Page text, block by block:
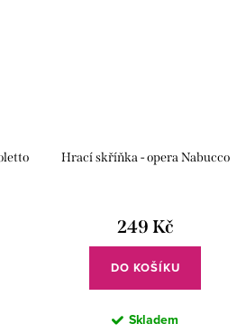
Hrací skříňka - opera Nabucco
249 Kč
DO KOŠÍKU
Skladem